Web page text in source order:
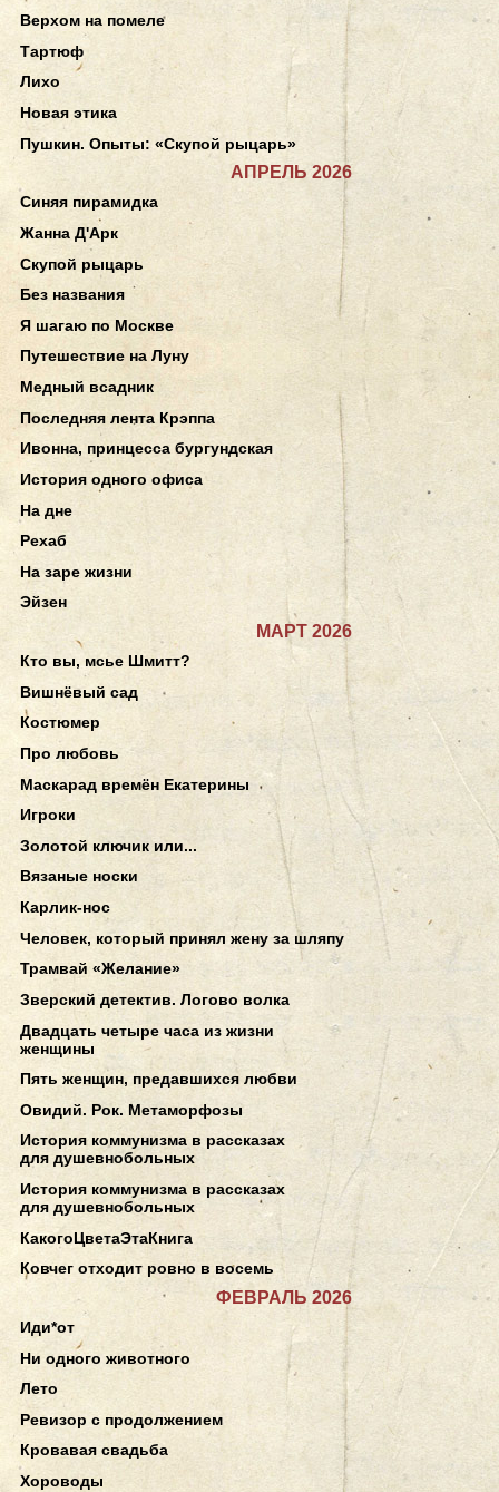
Верхом на помеле
Тартюф
Лихо
Новая этика
Пушкин. Опыты: «Скупой рыцарь»
АПРЕЛЬ 2026
Синяя пирамидка
Жанна Д'Арк
Скупой рыцарь
Без названия
Я шагаю по Москве
Путешествие на Луну
Медный всадник
Последняя лента Крэппа
Ивонна, принцесса бургундская
История одного офиса
На дне
Рехаб
На заре жизни
Эйзен
МАРТ 2026
Кто вы, мсье Шмитт?
Вишнёвый сад
Костюмер
Про любовь
Маскарад времён Екатерины
Игроки
Золотой ключик или...
Вязаные носки
Карлик-нос
Человек, который принял жену за шляпу
Трамвай «Желание»
Зверский детектив. Логово волка
Двадцать четыре часа из жизни
женщины
Пять женщин, предавшихся любви
Овидий. Рок. Метаморфозы
История коммунизма в рассказах
для душевнобольных
История коммунизма в рассказах
для душевнобольных
КакогоЦветаЭтаКнига
Ковчег отходит ровно в восемь
ФЕВРАЛЬ 2026
Иди*от
Ни одного животного
Лето
Ревизор с продолжением
Кровавая свадьба
Хороводы